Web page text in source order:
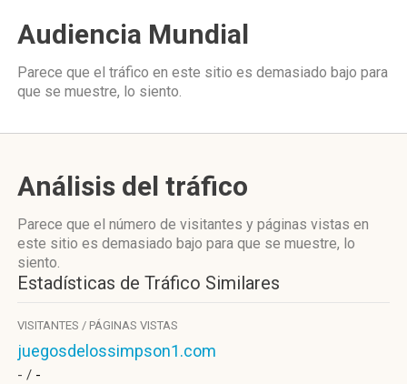
Audiencia Mundial
Parece que el tráfico en este sitio es demasiado bajo para
que se muestre, lo siento.
Análisis del tráfico
Parece que el número de visitantes y páginas vistas en
este sitio es demasiado bajo para que se muestre, lo
siento.
Estadísticas de Tráfico Similares
VISITANTES / PÁGINAS VISTAS
juegosdelossimpson1.com
- / -